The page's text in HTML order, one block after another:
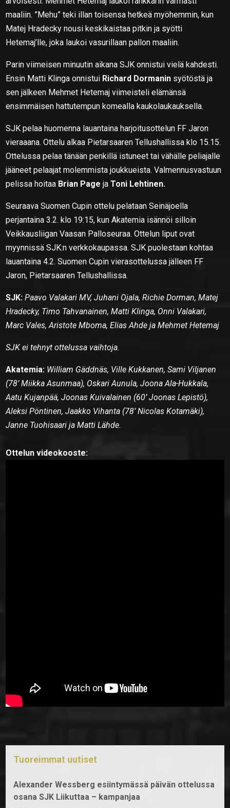
maaliin. ”Mehu” teki illan toisensa hetkeä myöhemmin, kun
Matej Hradecky nousi keskikaistaa pitkin ja syötti
Hetemaj’lle, joka laukoi vasurillaan pallon maaliin.
Parin viimeisen minuutin aikana SJK onnistui vielä kahdesti.
Ensin Matti Klinga onnistui Richard Dormanin syötöstä ja
sen jälkeen Mehmet Hetemaj viimeisteli elämänsä
ensimmäisen hattutempun komealla kaukolaukauksella.
SJK pelaa huomenna lauantaina harjoitusottelun FF Jaron
vieraaana. Ottelu alkaa Pietarsaaren Tellushallissa klo 15.15.
Ottelussa pelaa tänään penkillä istuneet tai vähälle peliajalle
jääneet pelaajat molemmista joukkueista. Valmennusvastuun
pelissa hoitaa Brian Page jaToni Lehtinen.
Seuraava Suomen Cupin ottelu pelataan Seinäjoella
perjantaina 3.2. klo 19:15, kun Akatemia isännöi silloin
Veikkausliigan Vaasan Palloseuraa. Ottelun liput ovat
myynnissä SJK:n verkkokaupassa. SJK puolestaan kohtaa
lauantaina 4.2. Suomen Cupin vierasottelussa jälleen FF
Jaron, Pietarsaaren Tellushallissa.
SJK: Paavo Valakari MV, Juhani Ojala, Richie Dorman, Matej
Hradecky, Timo Tahvanainen, Matti Klinga, Onni Valakari,
Marc Vales, Aristote Mboma, Elias Ahde ja Mehmet Hetemaj
SJK ei tehnyt ottelussa vaihtoja.
Akatemia: William Gäddnäs, Ville Kukkanen, Sami Viljanen
(78’ Miikka Asunmaa), Oskari Aunula, Joona Ala-Hukkala,
Aatu Kujanpää, Joonas Kuivalainen (60’ Joonas Lepistö),
Aleksi Pöntinen, Jaakko Vihanta (78’ Nicolas Kotamäki),
Janne Tuohisaari ja Matti Lähde.
Ottelun videokooste:
Tuoreimmat uutiset
Alexander Wessberg esiintymässä päivän ottelussa
osana SJK Liikuttaa – kampanjaa